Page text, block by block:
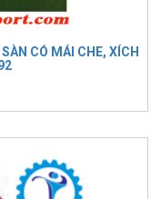
CÓ MÁI CHE, XÍCH